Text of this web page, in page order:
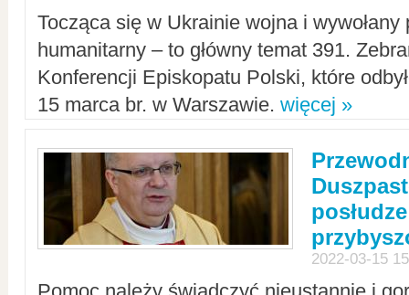
Tocząca się w Ukrainie wojna i
humanitarny – to główny temat 391.
Konferencji Episkopatu Polski, które
15 marca br. w Warszawie. więcej »
2022-03-15